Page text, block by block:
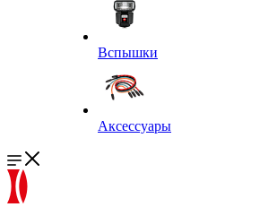
Вспышки
Аксессуары